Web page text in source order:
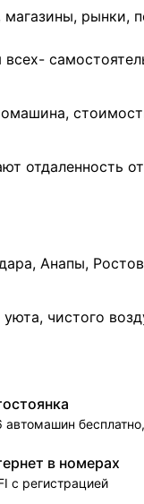
рынки,
отдаленность
Анапы,
чистого
автомашин
в номерах
с регистрацией